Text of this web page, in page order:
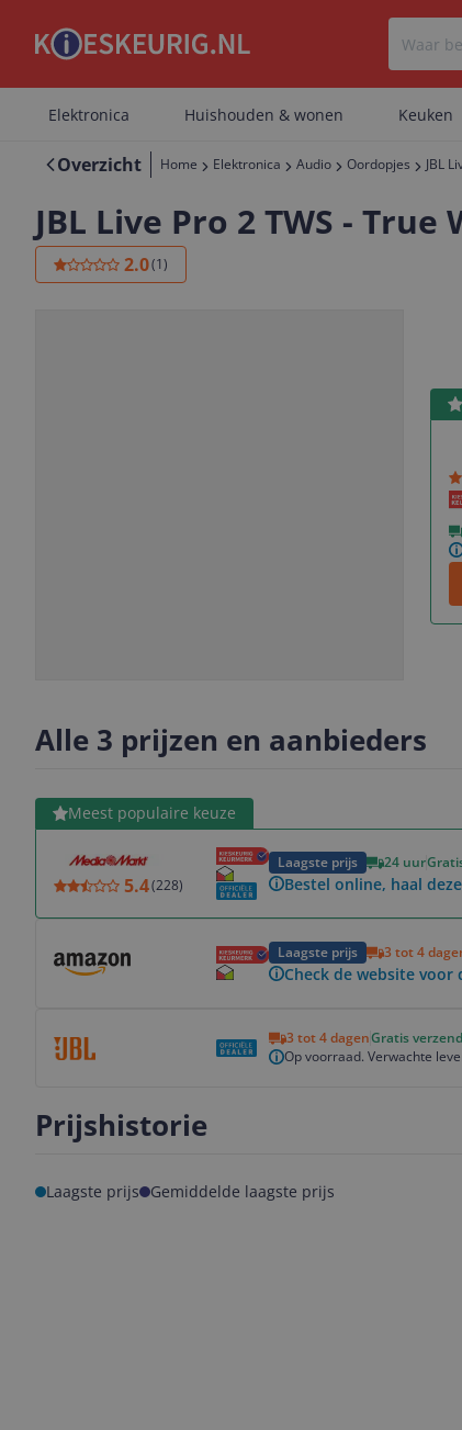
Elektronica Huishouden & wonen Keuken
Overzicht Home Elektronica Audio Oordopjes JBL
JBL Live Pro 2 TWS -
2.0(1)
Alle 3 prijzen en aanbieders
Meest populaire keuze
5.4(228)
Laagste prijs 24 uur
Bestel online, haal
Bekijk product
Laagste prijs 3 tot 4
Check de website
3 tot 4 dagenGratis
Op voorraad. Verwachte
Prijshistorie
Laagste prijs Gemiddelde laagste prijs